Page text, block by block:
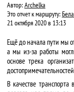
Автор:Archelka
Это отчет к маршруту:
21 октября 2020 в 13:13
Ещё до начала пути мы
а мы из-за работы
основе трека
В качестве